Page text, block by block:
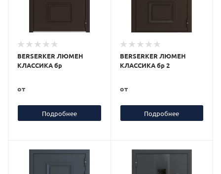
BERSERKER ЛЮМЕН
КЛАССИКА бр
от
Подробнее
BERSERKER ЛЮМЕН
КЛАССИКА бр 2
от
Подробнее